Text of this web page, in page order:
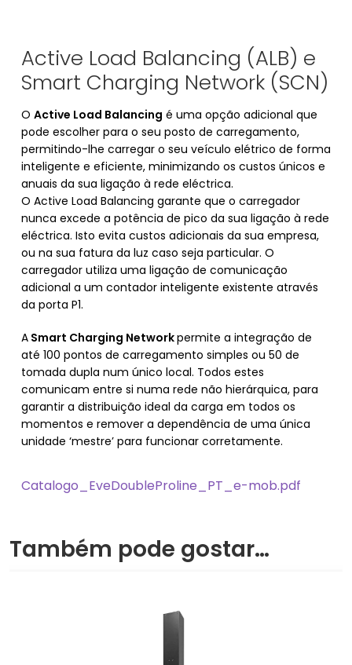
Active Load Balancing (ALB) e
Smart Charging Network (SCN)
O Active Load Balancing é uma opção adicional que
pode escolher para o seu posto de carregamento,
permitindo-lhe carregar o seu veículo elétrico de forma
inteligente e eficiente, minimizando os custos únicos e
anuais da sua ligação à rede eléctrica.
O Active Load Balancing garante que o carregador
nunca excede a potência de pico da sua ligação à rede
eléctrica. Isto evita custos adicionais da sua empresa,
ou na sua fatura da luz caso seja particular. O
carregador utiliza uma ligação de comunicação
adicional a um contador inteligente existente através
da porta P1.
A Smart Charging Networkpermite a integração de
até 100 pontos de carregamento simples ou 50 de
tomada dupla num único local. Todos estes
comunicam entre si numa rede não hierárquica, para
garantir a distribuição ideal da carga em todos os
momentos e remover a dependência de uma única
unidade ‘mestre’ para funcionar corretamente.
Catalogo_EveDoubleProline_PT_e-mob.pdf
Também pode gostar…